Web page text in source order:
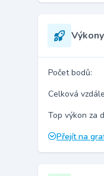
Výkony
Počet bodů:
Celková
Top výkon za
Přejít na